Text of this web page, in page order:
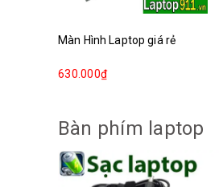
Màn Hình Laptop giá rẻ
630.000₫
Bàn phím laptop